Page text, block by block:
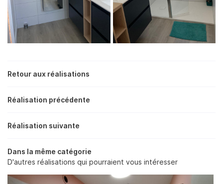
ACCUEIL Une
Retour aux réalisations
Réalisation précédente
Réalisation suivante
Dans la même catégorie
D'autres réalisations qui pourraient vous intéresser